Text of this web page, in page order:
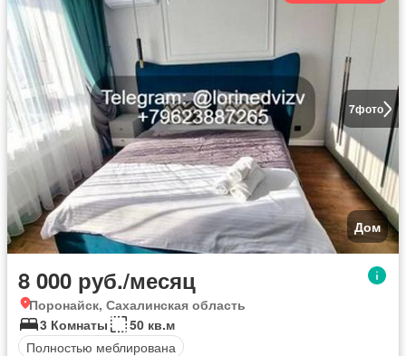
7фото
Дом
8 000 руб./месяц
Поронайск, Сахалинская область
3 Комнаты
50 кв.м
Полностью меблирована